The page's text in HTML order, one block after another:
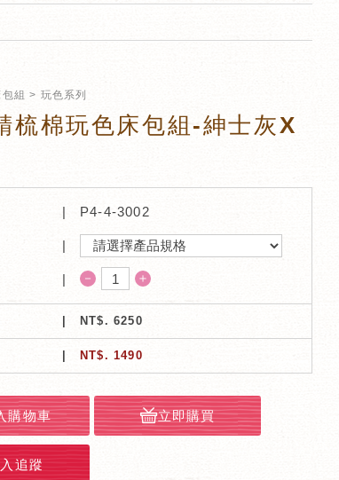
組 玩色系列
梳棉玩色床包組-紳士灰X
P4-4-3002
－ ＋
NT$. 6250
NT$. 1490
購物車 立即購買
追蹤